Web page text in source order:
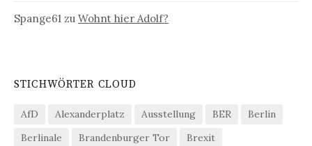
Spange61 zu Wohnt hier Adolf?
STICHWÖRTER CLOUD
AfD Alexanderplatz Ausstellung BER
Berlin
Berlinale
Brandenburger Tor
Brexit